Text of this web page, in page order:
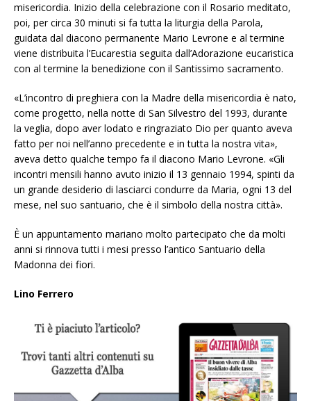
misericordia. Inizio della celebrazione con il Rosario meditato,
poi, per circa 30 minuti si fa tutta la liturgia della Parola,
guidata dal diacono permanente Mario Levrone e al termine
viene distribuita l’Eucarestia seguita dall’Adorazione eucaristica
con al termine la benedizione con il Santissimo sacramento.
«L’incontro di preghiera con la Madre della misericordia è nato,
come progetto, nella notte di San Silvestro del 1993, durante
la veglia, dopo aver lodato e ringraziato Dio per quanto aveva
fatto per noi nell’anno precedente e in tutta la nostra vita»,
aveva detto qualche tempo fa il diacono Mario Levrone. «Gli
incontri mensili hanno avuto inizio il 13 gennaio 1994, spinti da
un grande desiderio di lasciarci condurre da Maria, ogni 13 del
mese, nel suo santuario, che è il simbolo della nostra città».
È un appuntamento mariano molto partecipato che da molti
anni si rinnova tutti i mesi presso l’antico Santuario della
Madonna dei fiori.
Lino Ferrero